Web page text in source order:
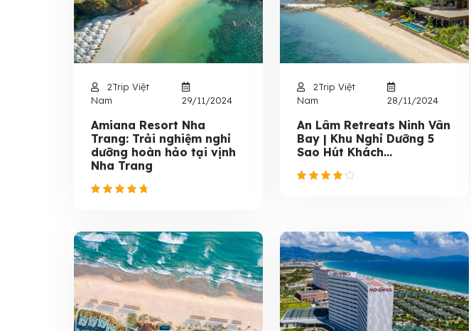
2Trip Việt
Nam
29/11/2024
Amiana Resort Nha
Trang: Trải nghiệm nghỉ
dưỡng hoàn hảo tại vịnh
Nha Trang
2Trip Việt
Nam
28/11/2024
An Lâm Retreats Ninh Vân
Bay | Khu Nghỉ Dưỡng 5
Sao Hút Khách...